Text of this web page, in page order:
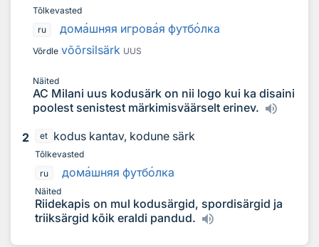
Tõlkevasted
ru
домашняя игровая футболка
Võrdle võõrsilsärk UUS
Näited
AC Milani uus kodusärk on nii logo kui ka disaini
poolest senistest märkimisväärselt erinev.
2 et kodus kantav, kodune särk
Tõlkevasted
ru
домашняя футболка
Näited
Riidekapis on mul kodusärgid, spordisärgid ja
triiksärgid kõik eraldi pandud.